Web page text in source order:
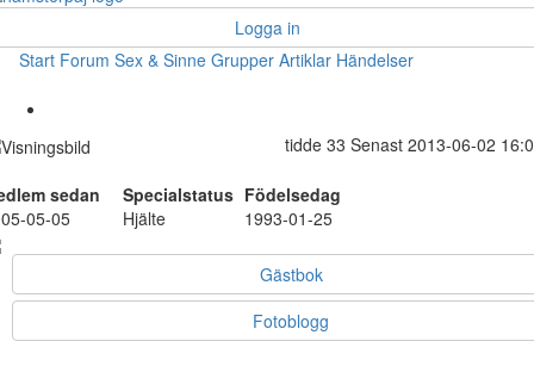
Logga in
Start Forum Sex & Sinne Grupper Artiklar Händelser
tidde 33 Senast 2013-06-02
sedan Specialstatus Födelsedag
05-05
Hjälte 1993-01-25
Gästbok
Fotoblogg